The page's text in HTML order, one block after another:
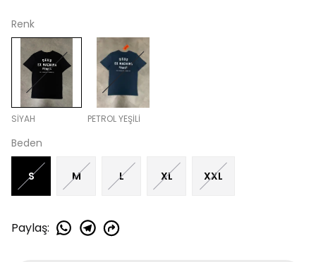
Renk
SİYAH PETROL YEŞİLİ
Beden
S M L XL XXL
Paylaş: